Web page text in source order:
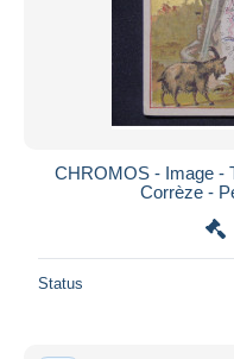
CHROMOS - Image -
Corrèze -
Status